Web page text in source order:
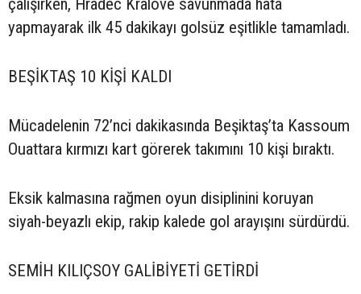
yapmayarak ilk 45 dakikayı golsüz eşitlikle tamamladı.
BEŞİKTAŞ 10 KİŞİ KALDI
Mücadelenin 72’nci dakikasında Beşiktaş’ta Kassoum
Ouattara kırmızı kart görerek takımını 10 kişi bıraktı.
Eksik kalmasına rağmen oyun disiplinini koruyan
siyah-beyazlı ekip, rakip kalede gol arayışını sürdürdü.
SEMİH KILIÇSOY GALİBİYETİ GETİRDİ